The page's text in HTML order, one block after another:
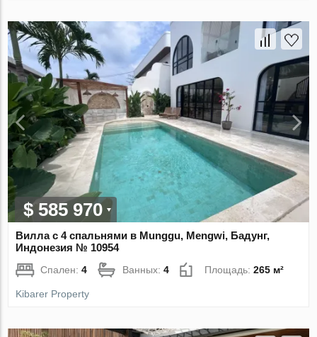
$ 585 970
Вилла с 4 спальнями в Munggu, Mengwi, Бадунг,
Индонезия № 10954
Спален:4 Ванных:4 Площадь:265 м²
Kibarer Property